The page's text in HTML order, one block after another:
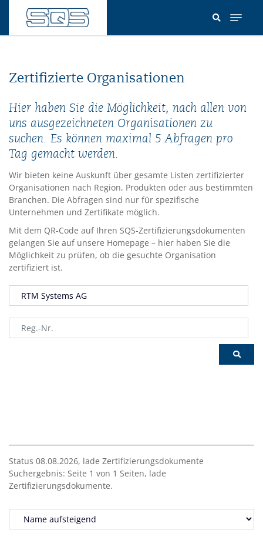
Inhalt
Zertifizierte Organisationen
Hier haben Sie die Möglichkeit, nach allen von
uns ausgezeichneten Organisationen zu
suchen. Es können maximal 5 Abfragen pro
Tag gemacht werden.
Wir bieten keine Auskunft über gesamte Listen zertifizierter
Organisationen nach Region, Produkten oder aus bestimmten
Branchen. Die Abfragen sind nur für spezifische
Unternehmen und Zertifikate möglich.
Mit dem QR-Code auf Ihren SQS-Zertifizierungsdokumenten
gelangen Sie auf unsere Homepage – hier haben Sie die
Möglichkeit zu prüfen, ob die gesuchte Organisation
zertifiziert ist.
Status 08.08.2026, lade Zertifizierungsdokumente
Suchergebnis: Seite 1 von 1 Seiten, lade
Zertifizierungsdokumente.